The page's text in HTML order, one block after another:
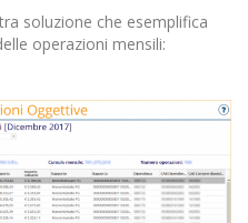
soluzione che esemplifica
operazioni mensili: